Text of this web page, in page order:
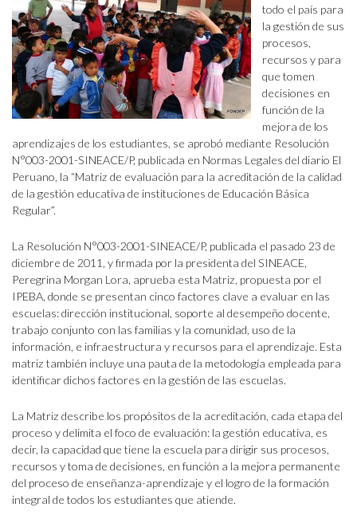
todo el país para
la gestión de sus
procesos,
recursos y para
que tomen
decisiones en
función de la
mejora de los
aprendizajes de los estudiantes, se aprobó mediante Resolución
N°003-2001-SINEACE/P, publicada en Normas Legales del diario El
Peruano, la “Matriz de evaluación para la acreditación de la calidad
de la gestión educativa de instituciones de Educación Básica
Regular”.
La Resolución N°003-2001-SINEACE/P, publicada el pasado 23 de
diciembre de 2011, y firmada por la presidenta del SINEACE,
Peregrina Morgan Lora, aprueba esta Matriz, propuesta por el
IPEBA, donde se presentan cinco factores clave a evaluar en las
escuelas: dirección institucional, soporte al desempeño docente,
trabajo conjunto con las familias y la comunidad, uso de la
información, e infraestructura y recursos para el aprendizaje. Esta
matriz también incluye una pauta de la metodología empleada para
identificar dichos factores en la gestión de las escuelas.
La Matriz describe los propósitos de la acreditación, cada etapa del
proceso y delimita el foco de evaluación: la gestión educativa, es
decir, la capacidad que tiene la escuela para dirigir sus procesos,
recursos y toma de decisiones, en función a la mejora permanente
del proceso de enseñanza-aprendizaje y el logro de la formación
integral de todos los estudiantes que atiende.